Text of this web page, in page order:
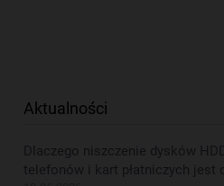
Aktualności
Dlaczego niszczenie dysków
telefonów i kart płatniczych jest